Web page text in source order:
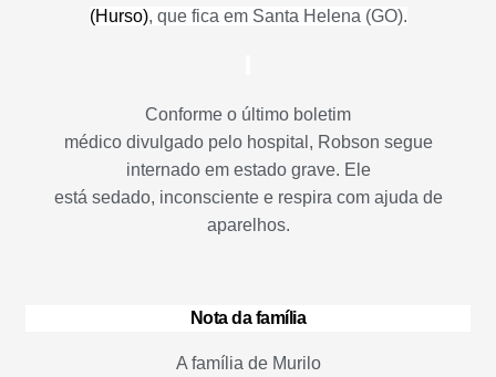
(Hurso), que fica em Santa Helena (GO).
Conforme o último boletim
médico divulgado pelo hospital, Robson segue
internado em estado grave. Ele
está sedado, inconsciente e respira com ajuda de
aparelhos.
Nota da família
A família de Murilo